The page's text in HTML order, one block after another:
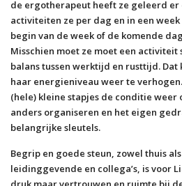
de ergotherapeut heeft ze geleerd er
activiteiten ze per dag en in een
begin van de week of de komende
Misschien moet ze moet een activiteit
balans tussen werktijd en rusttijd.
haar energieniveau weer te
(hele) kleine stapjes de conditie weer
anders organiseren en het eigen
belangrijke sleutels.
Begrip en goede steun, zowel thuis
leidinggevende en collega’s, is voor